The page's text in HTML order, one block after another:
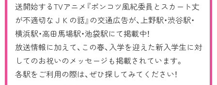
MUSIC
COMIC
MOVIE
送開始するTVアニメ『ポンコツ風紀委員とスカート丈
が不適切なＪＫの話』の交通広告が、上野駅・渋谷駅・
横浜駅・高田馬場駅・池袋駅にて掲載中！
放送情報に加えて、この春、入学を迎えた新入学生に対
してのお祝いのメッセージも掲載されています。
各駅をご利用の際は、ぜひ探してみてください！